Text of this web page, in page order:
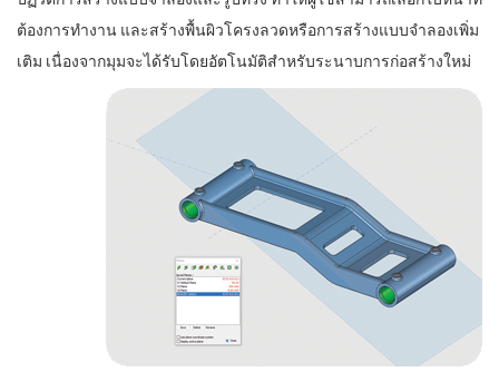
ต้องการทำงาน และสร้างพื้นผิวโครงลวดหรือการสร้างแบบจำลองเพิ่ม
เติม เนื่องจากมุมจะได้รับโดยอัตโนมัติสำหรับระนาบการก่อสร้างใหม่